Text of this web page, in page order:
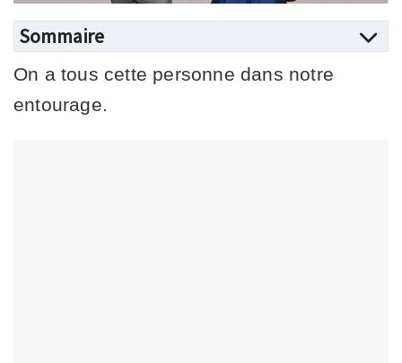
Sommaire
On a tous cette personne dans notre
entourage.